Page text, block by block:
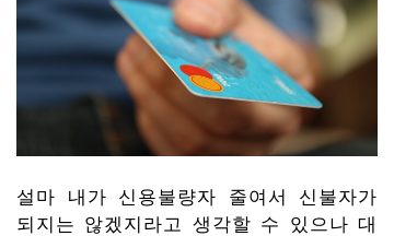
설마 내가 신용불량자 줄여서 신불자가
되지는 않겠지라고 생각할 수 있으나 대